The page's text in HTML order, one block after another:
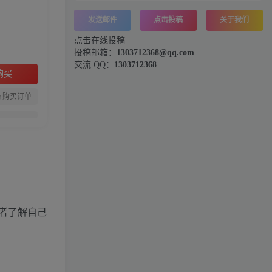
买
购买订单
了解自己
发送邮件 点击投稿 关于我们
点击在线投稿
投稿邮箱： 1303712368@qq.com
交流 QQ： 1303712368